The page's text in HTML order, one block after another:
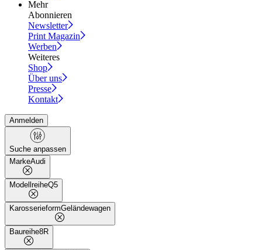
Mehr
Abonnieren
Newsletter
Print Magazin
Werben
Weiteres
Shop
Über uns
Presse
Kontakt
Anmelden
Suche anpassen
MarkeAudi
ModellreiheQ5
KarosserieformGeländewagen
Baureihe8R